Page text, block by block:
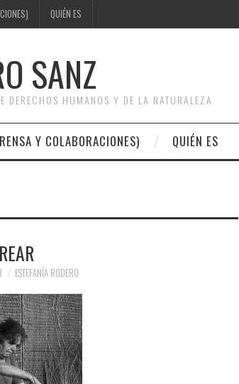
QUIÉN ES
SANZ
DERECHOS HUMANOS Y DE LA NATURALEZA
Y COLABORACIONES) QUIÉN ES
ESTEFANÍA RODERO